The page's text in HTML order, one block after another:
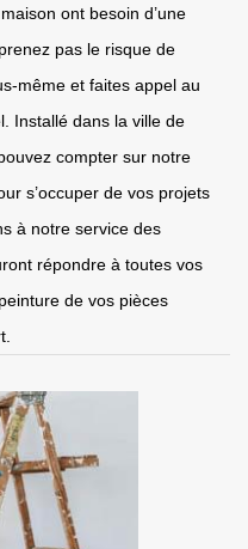
ont besoin d’une
pas le risque de
même et faites appel au
Installé dans la ville de
compter sur notre
s’occuper de vos projets
à notre service des
répondre à toutes vos
de vos pièces